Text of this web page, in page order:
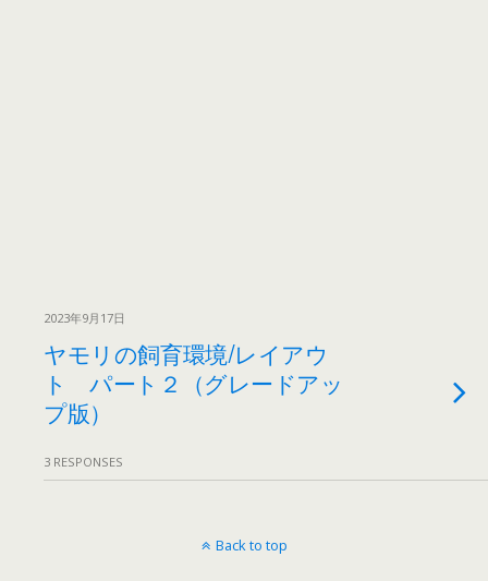
2023年9月17日
ヤモリの飼育環境/レイアウ
ト パート２（グレードアッ
プ版）
3 RESPONSES
Back to top